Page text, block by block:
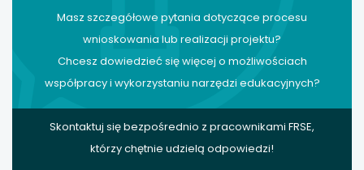
Masz szczegółowe pytania dotyczące procesu
wnioskowania lub realizacji projektu?
Chcesz dowiedzieć się więcej o możliwościach
współpracy i wykorzystaniu narzędzi edukacyjnych?
Skontaktuj się bezpośrednio z pracownikami FRSE,
którzy chętnie udzielą odpowiedzi!